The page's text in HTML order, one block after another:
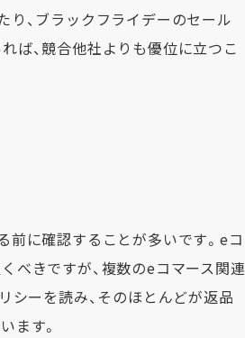
り、ブラックフライデーのセール
ば、競合他社よりも優位に立つこ
前に確認することが多いです。eコ
べきですが、複数のeコマース関連
シーを読み、そのほとんどが返品
ます。